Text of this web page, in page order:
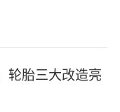
轮胎三大改造亮